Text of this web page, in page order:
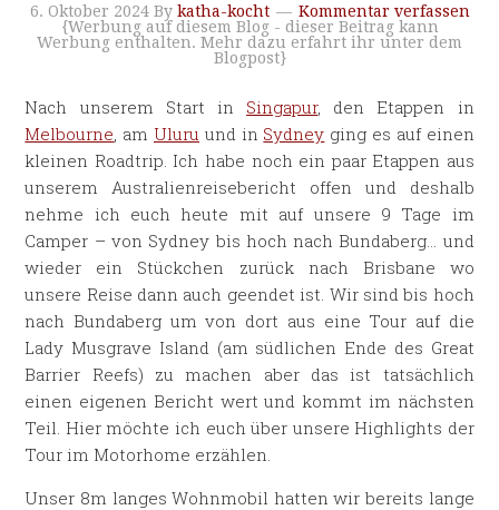
6. Oktober 2024By katha-kocht
Kommentar verfassen
{Werbung auf diesem Blog - dieser Beitrag kann
Werbung enthalten. Mehr dazu erfahrt ihr unter dem
Blogpost}
Nach unserem Start in Singapur, den Etappen in
Melbourne, am Uluru und in Sydney ging es auf einen
kleinen Roadtrip. Ich habe noch ein paar Etappen aus
unserem Australienreisebericht offen und deshalb
nehme ich euch heute mit auf unsere 9 Tage im
Camper – von Sydney bis hoch nach Bundaberg… und
wieder ein Stückchen zurück nach Brisbane wo
unsere Reise dann auch geendet ist. Wir sind bis hoch
nach Bundaberg um von dort aus eine Tour auf die
Lady Musgrave Island (am südlichen Ende des Great
Barrier Reefs) zu machen aber das ist tatsächlich
einen eigenen Bericht wert und kommt im nächsten
Teil. Hier möchte ich euch über unsere Highlights der
Tour im Motorhome erzählen.
Unser 8m langes Wohnmobil hatten wir bereits lange